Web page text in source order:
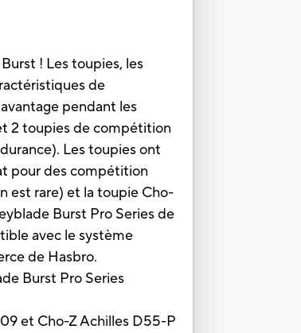
! Les toupies, les
de
pendant les
2 toupies de compétition
Les toupies ont
pour des compétition
est rare) et la toupie Cho-
Burst Pro Series de
avec le système
de Hasbro.
Burst Pro Series
et Cho-Z Achilles D55-P